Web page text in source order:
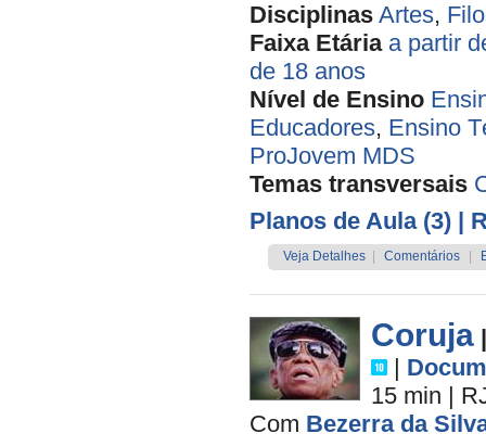
Disciplinas Artes,
Faixa Etária a partir
de 18 anos
Nível de Ensino
Educadores, Ensino
ProJovem MDS
Temas transversais
Planos de Aula (3) |
Veja Detalhes Comentários
Coruja
|
15 min |
Com Bezerra da